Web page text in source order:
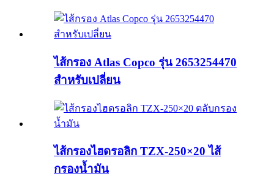
ไส้กรอง Atlas Copco รุ่น 2653254470
สำหรับเปลี่ยน
ไส้กรองไฮดรอลิก TZX-250×20 ไส้
กรองน้ำมัน